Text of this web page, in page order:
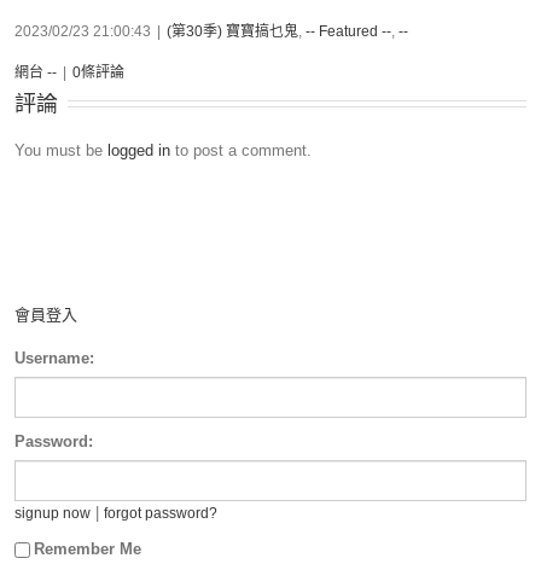
2023/02/23 21:00:43 (第30季) 寶寶搞乜鬼, -- Featured --, --
網台 -- 0條評論
評論
You must be logged in to post a comment.
會員登入
Username:
Password:
signup now forgot password?
Remember Me